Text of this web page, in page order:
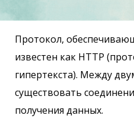
Протокол,
известен как HTTP
гипертекста). Между
существовать
получения данных.